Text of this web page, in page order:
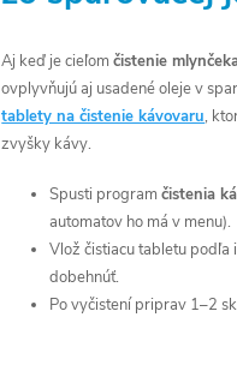
Aj keď je cieľomčistenie
ovplyvňujú aj usadené oleje v
tablety na čistenie kávovaru,
zvyšky kávy.
Spusti programčistenia
automatov ho má v menu).
Vlož čistiacu tabletu podľa
dobehnúť.
Po vyčistení priprav 1–2